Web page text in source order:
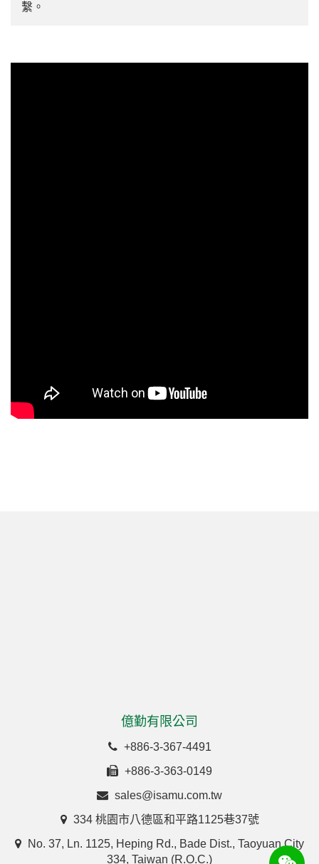
繫。
億勤有限公司
+886-3-367-4491
+886-3-363-0149
sales@isamu.com.tw
334 桃園市八德區和平路1125巷37號
No. 37, Ln. 1125, Heping Rd., Bade Dist., Taoyuan City
334, Taiwan (R.O.C.)